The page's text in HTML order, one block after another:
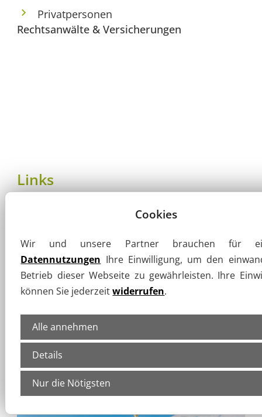
Privatpersonen
Rechtsanwälte & Versicherungen
Links
Bundesverband öffentlich bestellter und
Sachverständiger e.V.
Landesverband öffentlich bestellter und
vereidigter Sachverständiger e.V.
Dipl.-Ing. (FH) Frank Göhler
Ingenieurkammer Sachsen
IHK Dresden
Xing
Cookies
Wir und unsere Partner brauchen für
Datennutzungen Ihre Einwilligung, um den
Betrieb dieser Webseite zu gewährleisten. Ihre
können Sie jederzeitwiderrufen.
Alle annehmen
Details
Nur die Nötigsten